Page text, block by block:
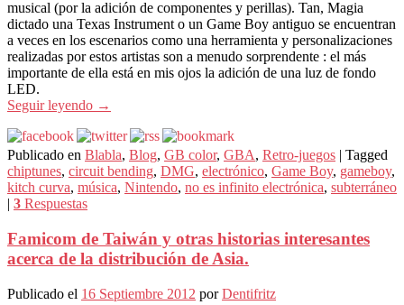
musical (por la adición de componentes y perillas). Tan, Magia
dictado una Texas Instrument o un Game Boy antiguo se encuentran
a veces en los escenarios como una herramienta y personalizaciones
realizadas por estos artistas son a menudo sorprendente : el más
importante de ella está en mis ojos la adición de una luz de fondo
LED.
Seguir leyendo →
Publicado en Blabla, Blog, GB color, GBA, Retro-juegos | Tagged
chiptunes, circuit bending, DMG, electrónico, Game Boy, gameboy,
kitch curva, música, Nintendo, no es infinito electrónica, subterráneo
| 3 Respuestas
Famicom de Taiwán y otras historias interesantes
acerca de la distribución de Asia.
Publicado el 16 Septiembre 2012 porDentifritz